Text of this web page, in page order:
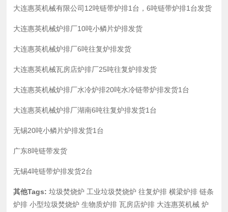
大连惠英机械有限公司12吨链带炉排1台，6吨链带炉排1台发货
大连惠英机械炉排厂10吨小鳞片炉排发货
大连惠英机械炉排厂6吨往复炉排发货
大连惠英机械瓦房店炉排厂25吨往复炉排发货
大连惠英机械炉排厂水冷炉排20吨水冷链带炉排发货1台
大连惠英机械炉排厂湖南6吨往复炉排发货1台
无锡20吨小鳞片炉排发货1台
广东8吨链带发货
无锡4吨链带炉排发货2台
其他Tags: 垃圾焚烧炉 工业垃圾焚烧炉 往复炉排 横梁炉排 链条
炉排 小型垃圾焚烧炉 生物质炉排 瓦房店炉排 大连惠英机械 炉